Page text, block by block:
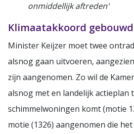
onmiddellijk aftreden'
Klimaatakkoord
Minister Keijzer moet twee
alsnog gaan uitvoeren,
zijn aangenomen. Zo wil de
alsnog met en landelijk actieplan
schimmelwoningen komt (motie
motie (1326) aangenomen die